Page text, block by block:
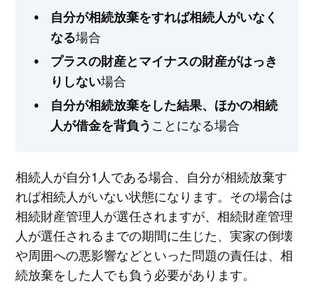
自分が相続放棄をすれば相続人がいなく
なる場合
プラスの財産とマイナスの財産がはっき
りしない場合
自分が相続放棄をした結果、ほかの相続
人が借金を背負う ことになる場合
相続人が自分1人である場合、自分が相続放棄す
れば相続人がいない状態になります。その場合は
相続財産管理人が選任されますが、相続財産管理
人が選任されるまでの期間に生じた、実家の倒壊
や周囲への悪影響などといった問題の責任は、相
続放棄をした人でも負う必要があります。